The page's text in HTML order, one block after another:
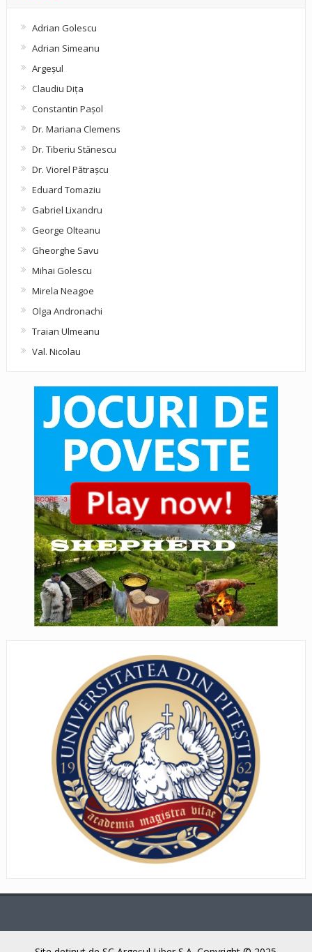
Adrian Golescu
Adrian Simeanu
Argeşul
Claudiu Diţa
Constantin Pașol
Dr. Mariana Clemens
Dr. Tiberiu Stănescu
Dr. Viorel Pătraşcu
Eduard Tomaziu
Gabriel Lixandru
George Olteanu
Gheorghe Savu
Mihai Golescu
Mirela Neagoe
Olga Andronachi
Traian Ulmeanu
Val. Nicolau